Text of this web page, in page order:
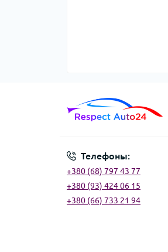
Телефоны:
+380 (68) 797 43 77
+380 (93) 424 06 15
+380 (66) 733 21 94